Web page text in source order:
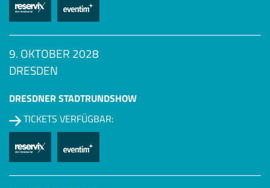
9. OKTOBER 2028
DRESDEN
DRESDNER STADTRUNDSHOW
TICKETS VERFÜGBAR: